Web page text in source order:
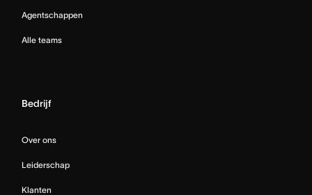
Agentschappen
Alle teams
Bedrijf
Over ons
Leiderschap
Klanten